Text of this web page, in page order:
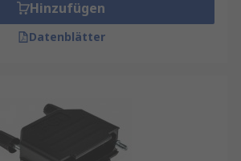
Hinzufügen
Datenblätter